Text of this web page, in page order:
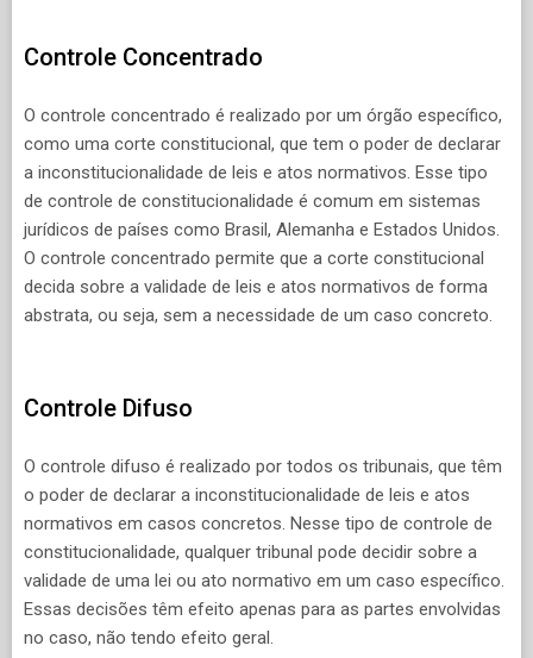
Controle Concentrado
O controle concentrado é realizado por um órgão específico,
como uma corte constitucional, que tem o poder de declarar
a inconstitucionalidade de leis e atos normativos. Esse tipo
de controle de constitucionalidade é comum em sistemas
jurídicos de países como Brasil, Alemanha e Estados Unidos.
O controle concentrado permite que a corte constitucional
decida sobre a validade de leis e atos normativos de forma
abstrata, ou seja, sem a necessidade de um caso concreto.
Controle Difuso
O controle difuso é realizado por todos os tribunais, que têm
o poder de declarar a inconstitucionalidade de leis e atos
normativos em casos concretos. Nesse tipo de controle de
constitucionalidade, qualquer tribunal pode decidir sobre a
validade de uma lei ou ato normativo em um caso específico.
Essas decisões têm efeito apenas para as partes envolvidas
no caso, não tendo efeito geral.